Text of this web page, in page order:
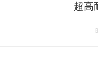
超高